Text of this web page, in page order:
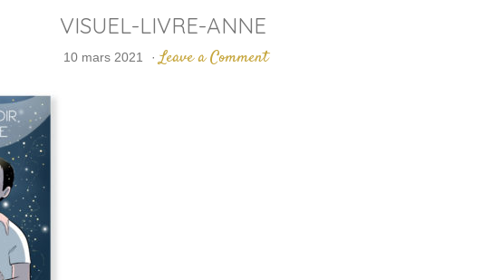
VISUEL-LIVRE-ANNE
10 mars 2021 · Leave a Comment